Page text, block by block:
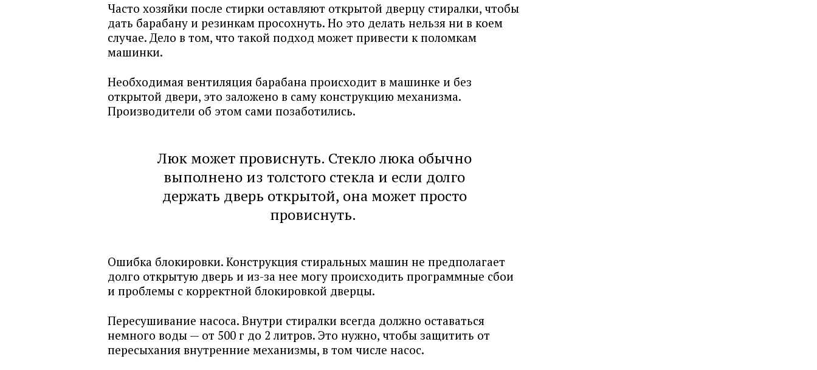
Часто хозяйки после стирки оставляют открытой дверцу стиралки, чтобы
дать барабану и резинкам просохнуть. Но это делать нельзя ни в коем
случае. Дело в том, что такой подход может привести к поломкам
машинки.
Необходимая вентиляция барабана происходит в машинке и без
открытой двери, это заложено в саму конструкцию механизма.
Производители об этом сами позаботились.
Люк может провиснуть. Стекло люка обычно
выполнено из толстого стекла и если долго
держать дверь открытой, она может просто
провиснуть.
Ошибка блокировки. Конструкция стиральных машин не предполагает
долго открытую дверь и из-за нее могу происходить программные сбои
и проблемы с корректной блокировкой дверцы.
Пересушивание насоса. Внутри стиралки всегда должно оставаться
немного воды — от 500 г до 2 литров. Это нужно, чтобы защитить от
пересыхания внутренние механизмы, в том числе насос.